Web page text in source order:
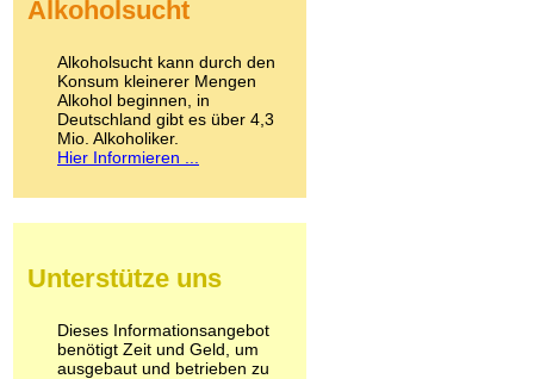
Kokain
LSD
Marihuana
Medikamente
Meskalin
Metamphetamin
Methadon
Pilze
Psychopharmaka
Schlafmittel
Schmerzmittel
Alkoholsucht
Alkoholsucht kann durch den
Konsum kleinerer Mengen
Alkohol beginnen, in
Deutschland gibt es über 4,3
Mio. Alkoholiker.
Hier Informieren ...
Unterstütze uns
Dieses Informationsangebot
benötigt Zeit und Geld, um
ausgebaut und betrieben zu